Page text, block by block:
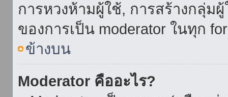
การหวงห้ามผู้ใช้, การสร้างกลุ่ม
ของการเป็น moderator ในทุก
ข้างบน
Moderator คืออะไร?